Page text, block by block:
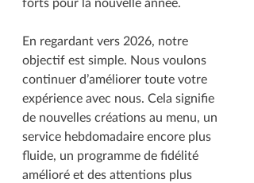
En regardant vers 2026, notre
objectif est simple. Nous voulons
continuer d’améliorer toute votre
expérience avec nous. Cela signifie
de nouvelles créations au menu, un
service hebdomadaire encore plus
fluide, un programme de fidélité
amélioré et des attentions plus